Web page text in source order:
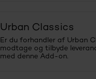
Urban Classics
Er du forhandler af Urban
modtage og tilbyde
med denne Add-on.